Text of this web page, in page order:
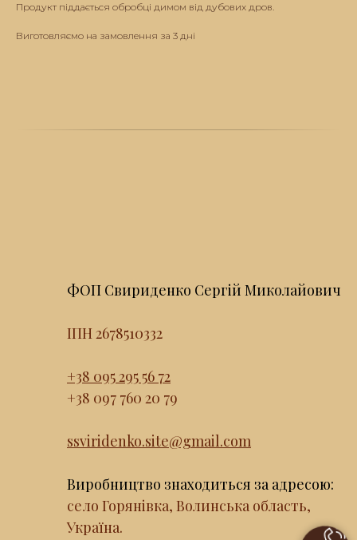
Продукт піддається обробці димом від дубових дров.
Виготовляємо на замовлення за 3 дні
ФОП Свириденко Сергій Миколайович
ІПН 2678510332
+38 095 295 56 72
+38 097 760 20 79
ssviridenko.site@gmail.com
Виробництво знаходиться за адресою:
село Горянівка, Волинська область,
Україна.